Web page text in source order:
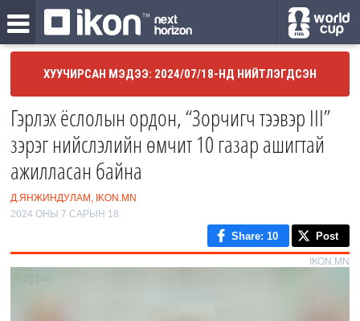
ХУУЧИРСАН МЭДЭЭ: 2024/07/18-НД НИЙТЛЭГДСЭН
Гэрлэх ёслолын ордон, “Зорчигч тээвэр III”
зэрэг нийслэлийн өмчит 10 газар ашигтай
ажилласан байна
Д.ЯНЖИНДУЛАМ, IKON.MN
2024 ОНЫ 7 САРЫН 18
Share: 10 Post
IKON.MN